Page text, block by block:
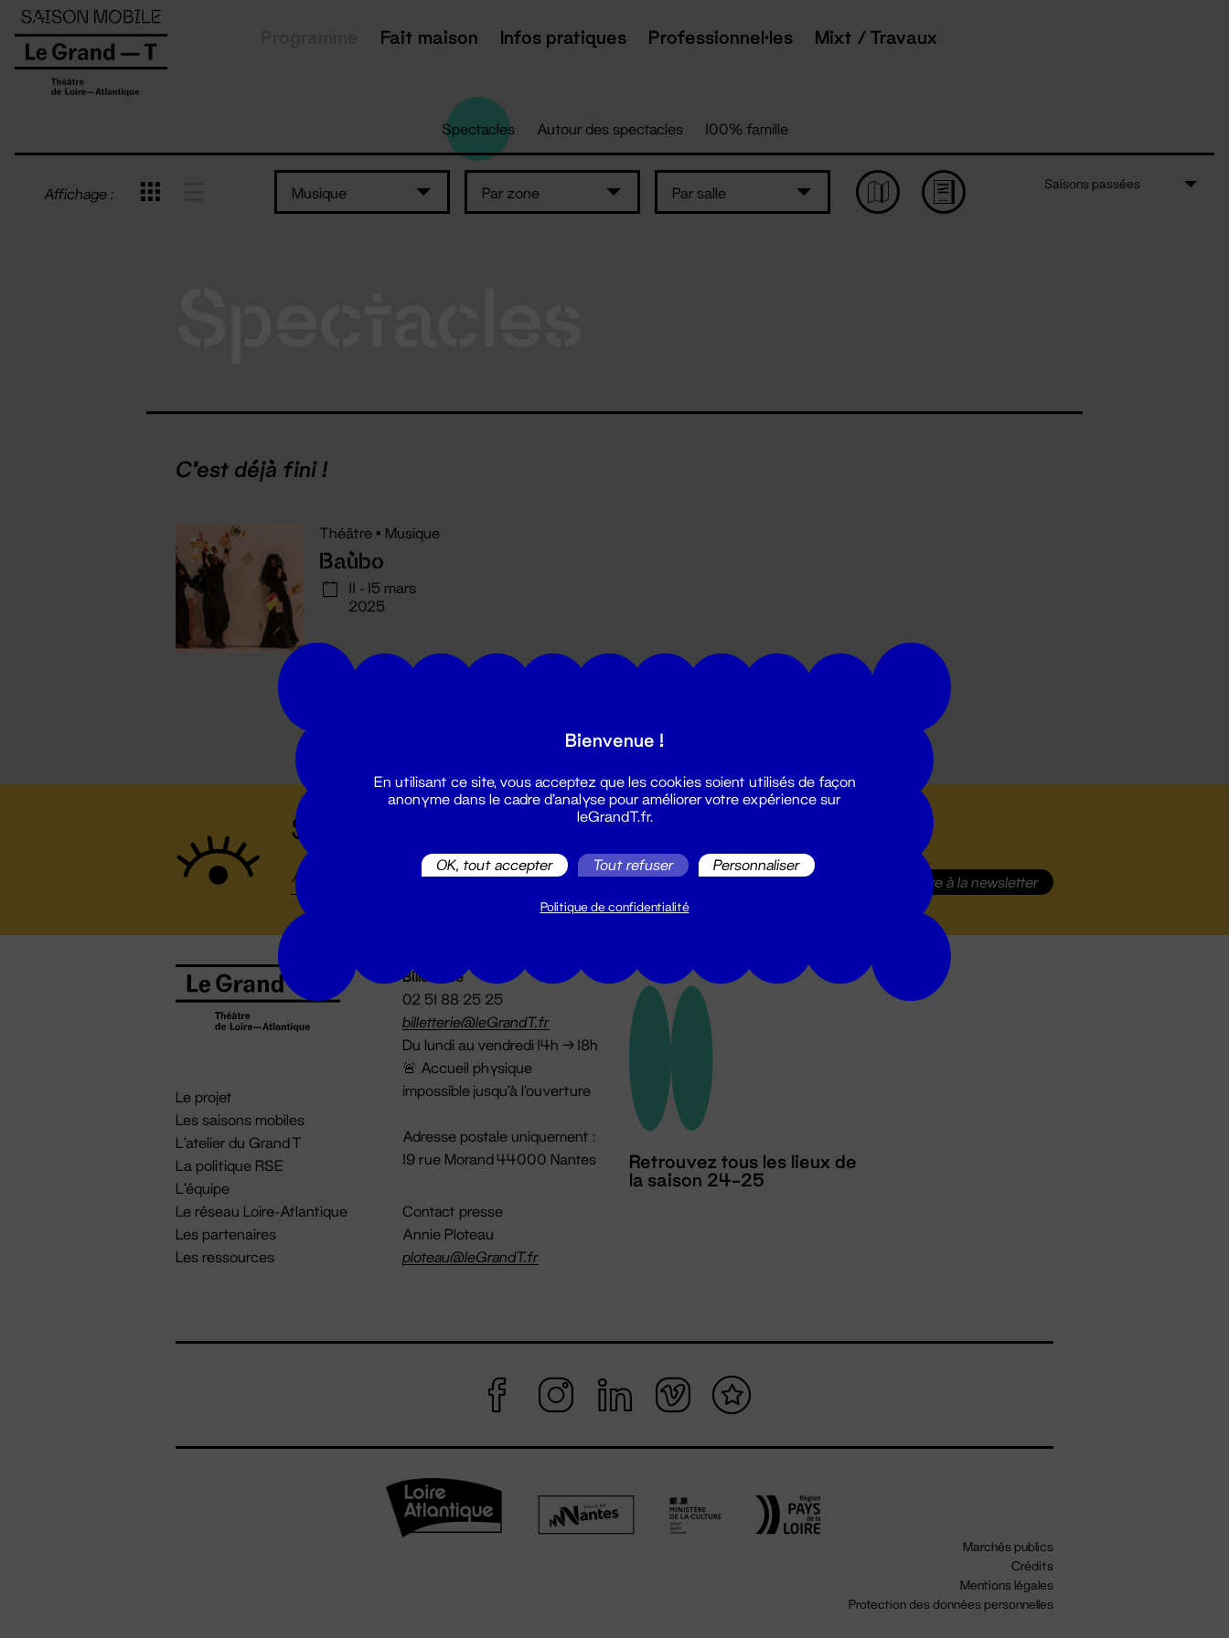
Fait maison Infos pratiques Professionnel·les Mixt / Travaux
Spectacles Autour des spectacles 100% famille
Affichage : Musique Par zone Par salle
Saisons passées
C'est déjà fini !
Théâtre • Musique
Baùbo
11 - 15 mars
2025
Suivez toutes les actualités du Grand T :
S'inscrire à la newsletter
Le projet
Les saisons mobiles
L'atelier du Grand T
La politique RSE
L'équipe
Le réseau Loire-Atlantique
Les partenaires
Les ressources
Billetterie
02 51 88 25 25
billetterie@leGrandT.fr
Du lundi au vendredi 14h → 18h
🚨 Accueil physique
impossible jusqu'à l'ouverture
Adresse postale uniquement :
19 rue Morand 44000 Nantes
Contact presse
Annie Ploteau
ploteau@leGrandT.fr
Retrouvez tous les lieux de
la saison 24-25
Marchés publics
Crédits
Mentions légales
Protection des données personnelles
Panneau de gestion des cookies
Bienvenue !
En utilisant ce site, vous acceptez que les cookies soient utilisés de façon
anonyme dans le cadre d'analyse pour améliorer votre expérience sur
leGrandT.fr.
OK, tout accepter Tout refuser Personnaliser
Politique de confidentialité